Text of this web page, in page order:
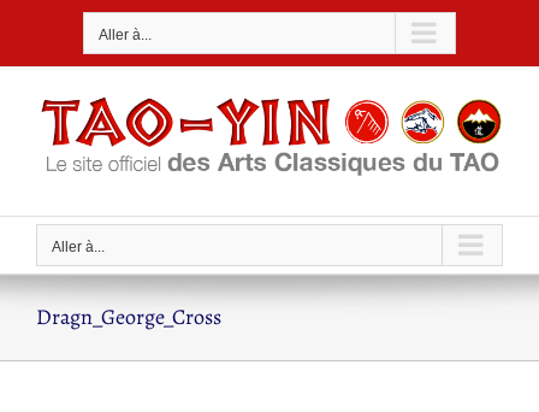
Aller à...
Aller à...
Dragn_George_Cross